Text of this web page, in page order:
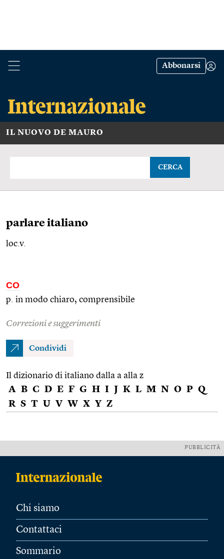
Abbonarsi
IL NUOVO DE MAURO
CERCA
parlare italiano
loc.v.
CO
p. in modo chiaro, comprensibile
Correzioni e suggerimenti
Condividi
Il dizionario di italiano dalla a alla z
A B C D E F G H I J K L M N O P Q
R S T U V W X Y Z
PUBBLICITÀ
Chi siamo
Contattaci
Sommario